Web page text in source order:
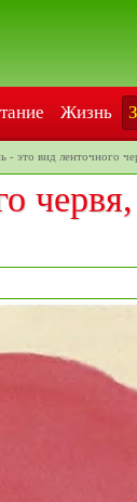
Жизнь
- это вид ленточного